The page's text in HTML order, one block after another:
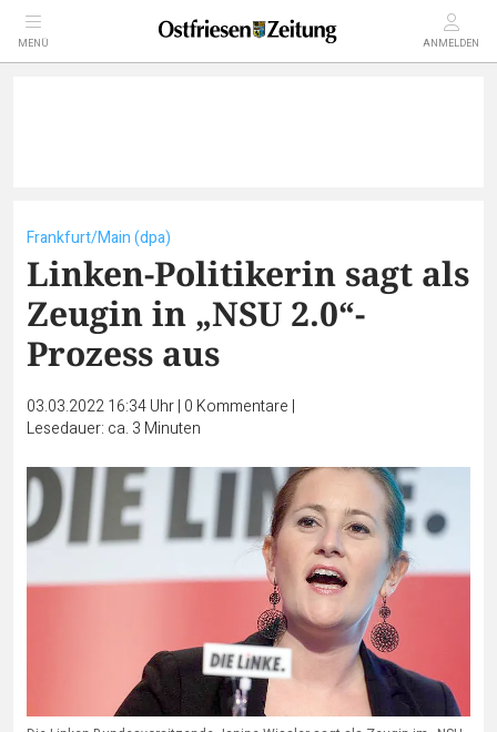
MENÜ ANMELDEN
Frankfurt/Main (dpa)
Linken-Politikerin sagt als
Zeugin in „NSU 2.0“-
Prozess aus
03.03.2022 16:34 Uhr| 0 Kommentare |
Lesedauer: ca. 3 Minuten